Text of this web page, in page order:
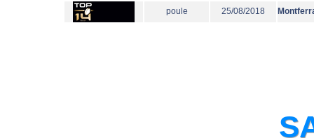
poule 25/08/2018